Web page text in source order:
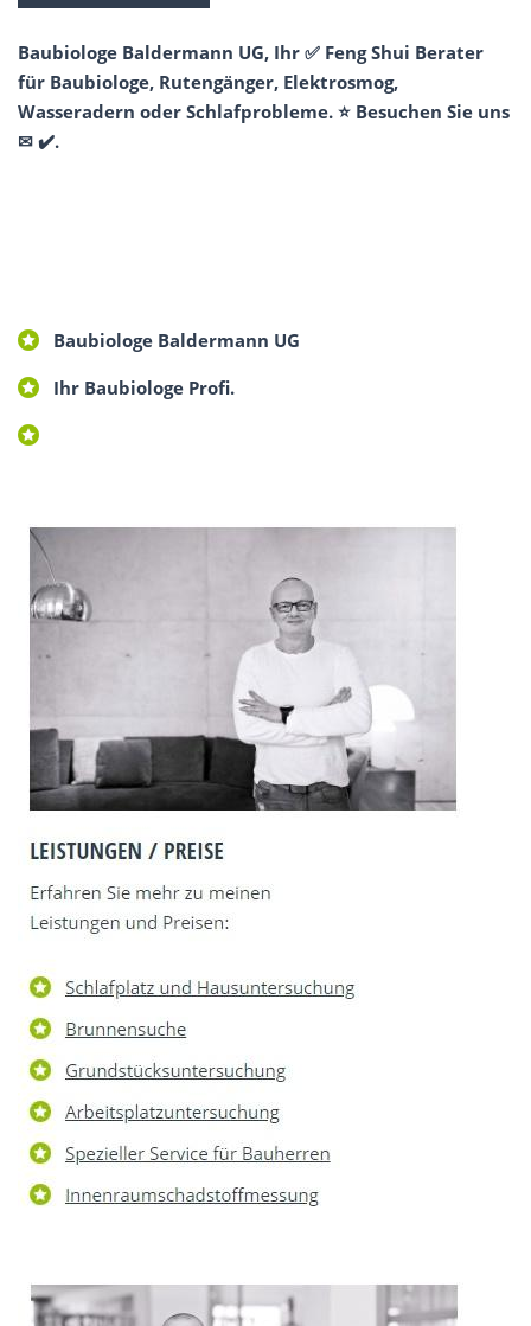
Baubiologe Baldermann UG, Ihr ✅ Feng Shui Berater
für Baubiologe, Rutengänger, Elektrosmog,
Wasseradern oder Schlafprobleme. ⭐ Besuchen Sie uns
✉ ✔️.
Baubiologe Baldermann UG
Ihr Baubiologe Profi.